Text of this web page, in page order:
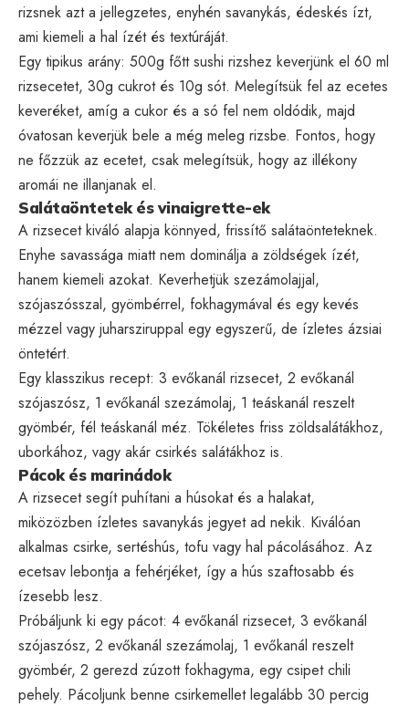
rizsnek azt a jellegzetes, enyhén savanykás, édeskés ízt,
ami kiemeli a hal ízét és textúráját.
Egy tipikus arány: 500g főtt sushi rizshez keverjünk el 60 ml
rizsecetet, 30g cukrot és 10g sót. Melegítsük fel az ecetes
keveréket, amíg a cukor és a só fel nem oldódik, majd
óvatosan keverjük bele a még meleg rizsbe. Fontos, hogy
ne főzzük az ecetet, csak melegítsük, hogy az illékony
aromái ne illanjanak el.
Salátaöntetek és vinaigrette-ek
A rizsecet kiváló alapja könnyed, frissítő salátaönteteknek.
Enyhe savassága miatt nem dominálja a zöldségek ízét,
hanem kiemeli azokat. Keverhetjük szezámolajjal,
szójaszósszal, gyömbérrel, fokhagymával és egy kevés
mézzel vagy juharsziruppal egy egyszerű, de ízletes ázsiai
öntetért.
Egy klasszikus recept: 3 evőkanál rizsecet, 2 evőkanál
szójaszósz, 1 evőkanál szezámolaj, 1 teáskanál reszelt
gyömbér, fél teáskanál méz. Tökéletes friss zöldsalátákhoz,
uborkához, vagy akár csirkés salátákhoz is.
Pácok és marinádok
A rizsecet segít puhítani a húsokat és a halakat,
miközözben ízletes savanykás jegyet ad nekik. Kiválóan
alkalmas csirke, sertéshús, tofu vagy hal pácolásához. Az
ecetsav lebontja a fehérjéket, így a hús szaftosabb és
ízesebb lesz.
Próbáljunk ki egy pácot: 4 evőkanál rizsecet, 3 evőkanál
szójaszósz, 2 evőkanál szezámolaj, 1 evőkanál reszelt
gyömbér, 2 gerezd zúzott fokhagyma, egy csipet chili
pehely. Pácoljunk benne csirkemellet legalább 30 percig